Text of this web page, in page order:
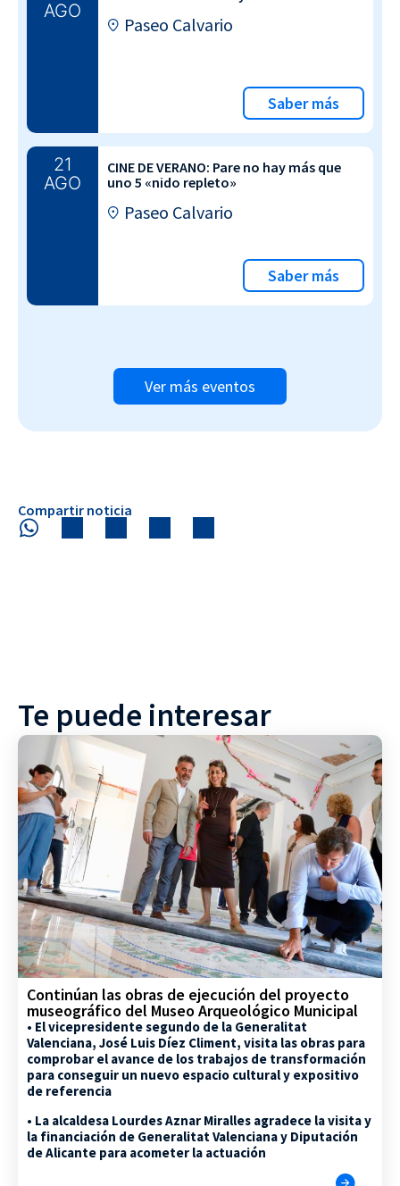
AGO
Paseo Calvario
Saber más
21
AGO
CINE DE VERANO: Pare no hay más que
uno 5 «nido repleto»
Paseo Calvario
Saber más
Ver más eventos
Compartir noticia
Te puede interesar
Continúan las obras de ejecución del proyecto
museográfico del Museo Arqueológico Municipal
• El vicepresidente segundo de la Generalitat
Valenciana, José Luis Díez Climent, visita las obras para
comprobar el avance de los trabajos de transformación
para conseguir un nuevo espacio cultural y expositivo
de referencia
• La alcaldesa Lourdes Aznar Miralles agradece la visita y
la financiación de Generalitat Valenciana y Diputación
de Alicante para acometer la actuación